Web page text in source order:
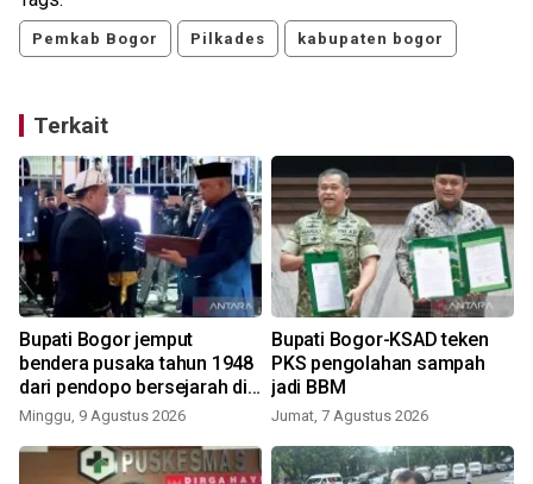
Pemkab Bogor Pilkades kabupaten bogor
Terkait
Bupati Bogor jemput
bendera pusaka tahun 1948
dari pendopo bersejarah di
Desa Malasari
Minggu, 9 Agustus 2026
Bupati Bogor-KSAD teken
PKS pengolahan sampah
jadi BBM
Jumat, 7 Agustus 2026